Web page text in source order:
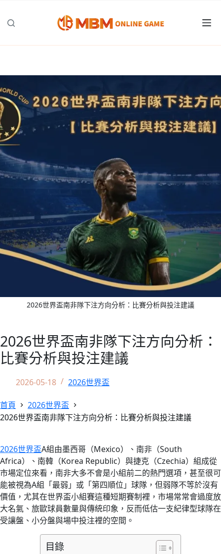
2026世界盃南非隊下注方向分析：比賽分析與投注建議
2026世界盃南非隊下注方向分析：
比賽分析與投注建議
2026-05-18 2026世界盃
首頁
2026世界盃
2026世界盃南非隊下注方向分析：比賽分析與投注建議
2026世界盃A組由墨西哥（Mexico）、南非（South
Africa）、南韓（Korea Republic）與捷克（Czechia）組成從
市場定位來看，南非大多不會是小組前二的熱門選項，甚至很可
能被視為A組「最弱」或「第四順位」球隊，但弱隊不等於沒有
價值，尤其在世界盃小組賽這種短期賽制裡，市場常常會過度放
大名氣、旅歐球員數量與傳統印象，反而低估一支紀律型球隊在
受讓盤、小分盤與場中投注裡的空間。
目錄